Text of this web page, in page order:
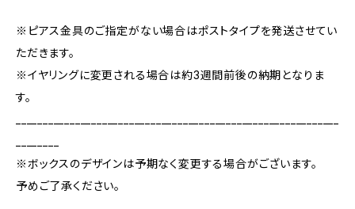
※ピアス金具のご指定がない場合はポストタイプを発送させてい
ただきます。
※イヤリングに変更される場合は約3週間前後の納期となりま
す。
※ボックスのデザインは予期なく変更する場合がございます。
予めご了承ください。